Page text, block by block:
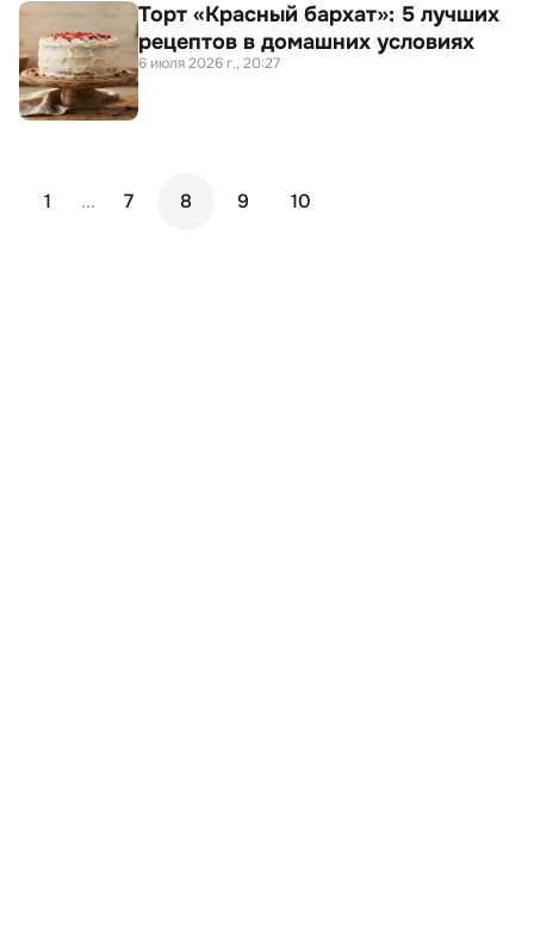
Торт «Красный бархат»: 5 лучших
рецептов в домашних условиях
6 июля 2026 г., 20:27
1 ... 7 8 9 10